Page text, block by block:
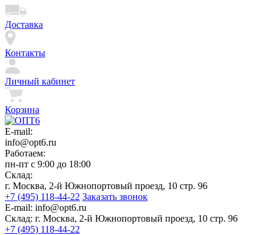
Доставка
Контакты
Личный кабинет
Корзина
E-mail:
info@opt6.ru
Работаем:
пн-пт с 9:00 до 18:00
Склад:
г. Москва, 2-й Южнопортовый проезд, 10 стр. 96
+7 (495) 118-44-22 Заказать звонок
E-mail: info@opt6.ru
Склад: г. Москва, 2-й Южнопортовый проезд, 10 стр. 96
+7 (495) 118-44-22